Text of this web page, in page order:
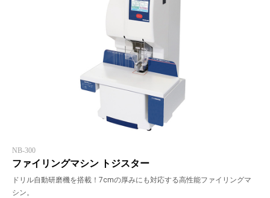
NB-300
ファイリングマシン トジスター
ドリル自動研磨機を搭載！7cmの厚みにも対応する高性能ファイリングマ
シン。